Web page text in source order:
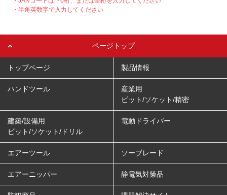
・半角英数字で入力してください
ページトップ
トップページ 製品情報
ハンドツール
産業用
ビット/ソケット/精密
建築/設備用
ビット/ソケット/ドリル
電動ドライバー
エアーツール ソーブレード
エアーニッパー 静電気対策品